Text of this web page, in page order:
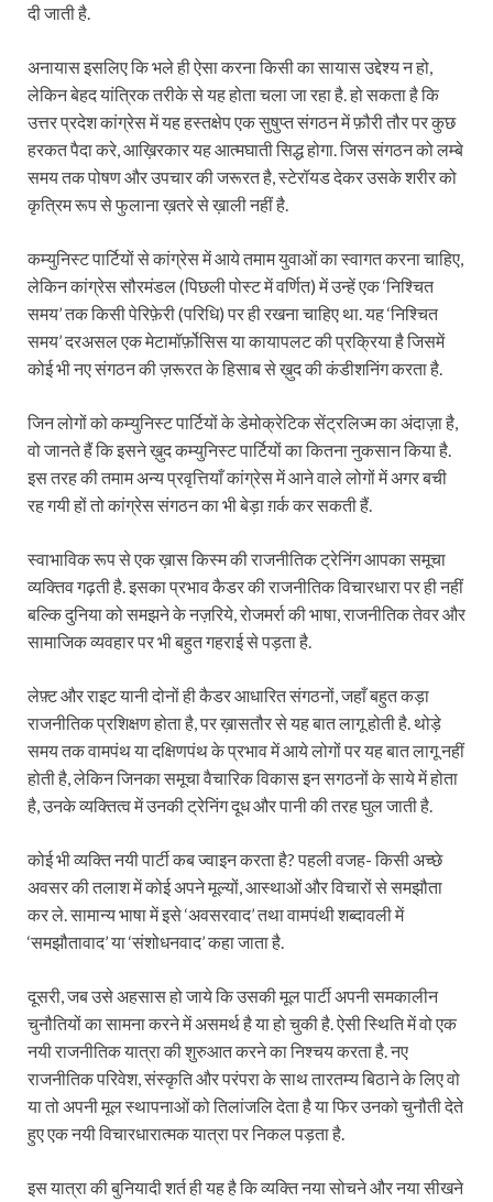
दी जाती है.
अनायास इसलिए कि भले ही ऐसा करना किसी का सायास उद्देश्य न हो,
लेकिन बेहद यांत्रिक तरीके से यह होता चला जा रहा है. हो सकता है कि
उत्तर प्रदेश कांग्रेस में यह हस्तक्षेप एक सुषुप्त संगठन में फ़ौरी तौर पर कुछ
हरकत पैदा करे, आख़िरकार यह आत्मघाती सिद्ध होगा. जिस संगठन को लम्बे
समय तक पोषण और उपचार की जरूरत है, स्टेरॉयड देकर उसके शरीर को
कृत्रिम रूप से फुलाना ख़तरे से ख़ाली नहीं है.
कम्युनिस्ट पार्टियों से कांग्रेस में आये तमाम युवाओं का स्वागत करना चाहिए,
लेकिन कांग्रेस सौरमंडल (पिछली पोस्ट में वर्णित) में उन्हें एक ‘निश्चित
समय’ तक किसी पेरिफ़ेरी (परिधि) पर ही रखना चाहिए था. यह ‘निश्चित
समय’ दरअसल एक मेटामॉर्फ़ोसिस या कायापलट की प्रक्रिया है जिसमें
कोई भी नए संगठन की ज़रूरत के हिसाब से ख़ुद की कंडीशनिंग करता है.
जिन लोगों को कम्युनिस्ट पार्टियों के डेमोक्रेटिक सेंट्रलिज्म का अंदाज़ा है,
वो जानते हैं कि इसने ख़ुद कम्युनिस्ट पार्टियों का कितना नुकसान किया है.
इस तरह की तमाम अन्य प्रवृत्तियाँ कांग्रेस में आने वाले लोगों में अगर बची
रह गयी हों तो कांग्रेस संगठन का भी बेड़ा ग़र्क कर सकती हैं.
स्वाभाविक रूप से एक ख़ास किस्म की राजनीतिक ट्रेनिंग आपका समूचा
व्यक्तिव गढ़ती है. इसका प्रभाव कैडर की राजनीतिक विचारधारा पर ही नहीं
बल्कि दुनिया को समझने के नज़रिये, रोजमर्रा की भाषा, राजनीतिक तेवर और
सामाजिक व्यवहार पर भी बहुत गहराई से पड़ता है.
लेफ़्ट और राइट यानी दोनों ही कैडर आधारित संगठनों, जहाँ बहुत कड़ा
राजनीतिक प्रशिक्षण होता है, पर ख़ासतौर से यह बात लागू होती है. थोड़े
समय तक वामपंथ या दक्षिणपंथ के प्रभाव में आये लोगों पर यह बात लागू नहीं
होती है, लेकिन जिनका समूचा वैचारिक विकास इन सगठनों के साये में होता
है, उनके व्यक्तित्व में उनकी ट्रेनिंग दूध और पानी की तरह घुल जाती है.
कोई भी व्यक्ति नयी पार्टी कब ज्वाइन करता है? पहली वजह- किसी अच्छे
अवसर की तलाश में कोई अपने मूल्यों, आस्थाओं और विचारों से समझौता
कर ले. सामान्य भाषा में इसे ‘अवसरवाद’ तथा वामपंथी शब्दावली में
‘समझौतावाद’ या ‘संशोधनवाद’ कहा जाता है.
दूसरी, जब उसे अहसास हो जाये कि उसकी मूल पार्टी अपनी समकालीन
चुनौतियों का सामना करने में असमर्थ है या हो चुकी है. ऐसी स्थिति में वो एक
नयी राजनीतिक यात्रा की शुरुआत करने का निश्चय करता है. नए
राजनीतिक परिवेश, संस्कृति और परंपरा के साथ तारतम्य बिठाने के लिए वो
या तो अपनी मूल स्थापनाओं को तिलांजलि देता है या फिर उनको चुनौती देते
हुए एक नयी विचारधारात्मक यात्रा पर निकल पड़ता है.
इस यात्रा की बुनियादी शर्त ही यह है कि व्यक्ति नया सोचने और नया सीखने